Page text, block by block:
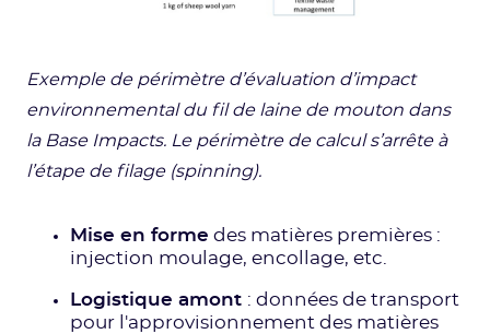
Exemple de périmètre d’évaluation d’impact
environnemental du fil de laine de mouton dans
la Base Impacts. Le périmètre de calcul s’arrête à
l’étape de filage (spinning).
Mise en forme des matières premières :
injection moulage, encollage, etc.
Logistique amont : données de transport
pour l'approvisionnement des matières